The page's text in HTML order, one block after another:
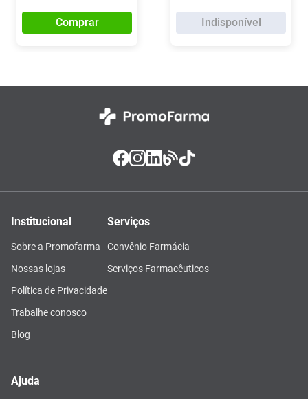
Comprar Indisponível
Institucional
Sobre a Promofarma
Nossas lojas
Política de Privacidade
Trabalhe conosco
Blog
Serviços
Convênio Farmácia
Serviços Farmacêuticos
Ajuda